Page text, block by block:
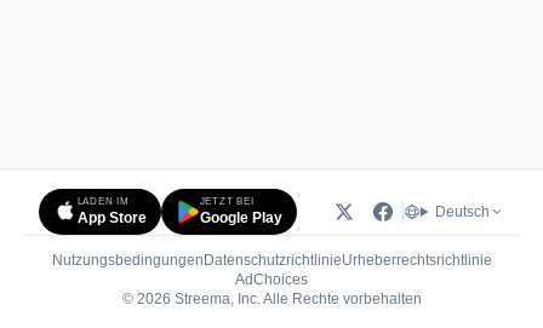
LADEN IM
App Store
JETZT BEI
Google Play Deutsch
Nutzungsbedingungen DatenschutzrichtlinieUrheberrechtsrichtlinie
AdChoices(öffnet in neuem Tab)
© 2026 Streema, Inc. Alle Rechte vorbehalten